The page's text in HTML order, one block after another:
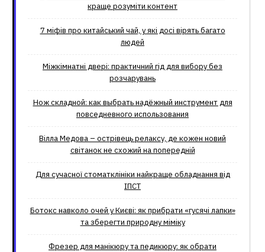
краще розуміти контент
7 міфів про китайський чай, у які досі вірять багато
людей
Міжкімнатні двері: практичний гід для вибору без
розчарувань
Нож складной: как выбрать надёжный инструмент для
повседневного использования
Вілла Медова – острівець релаксу, де кожен новий
світанок не схожий на попередній
Для сучасної стоматклініки найкраще обладнання від
ІПСТ
Ботокс навколо очей у Києві: як прибрати «гусячі лапки»
та зберегти природну міміку
Фрезер для манікюру та педикюру: як обрати